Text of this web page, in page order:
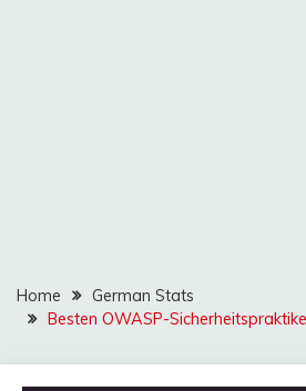
Home
German Stats
Besten OWASP-